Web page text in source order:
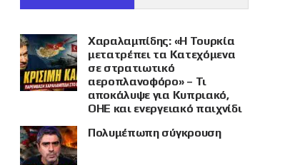
Χαραλαμπίδης: «Η Τουρκία
μετατρέπει τα Κατεχόμενα
σε στρατιωτικό
αεροπλανοφόρο» – Τι
αποκάλυψε για Κυπριακό,
ΟΗΕ και ενεργειακό παιχνίδι
Πολυμέπωπη σύγκρουση